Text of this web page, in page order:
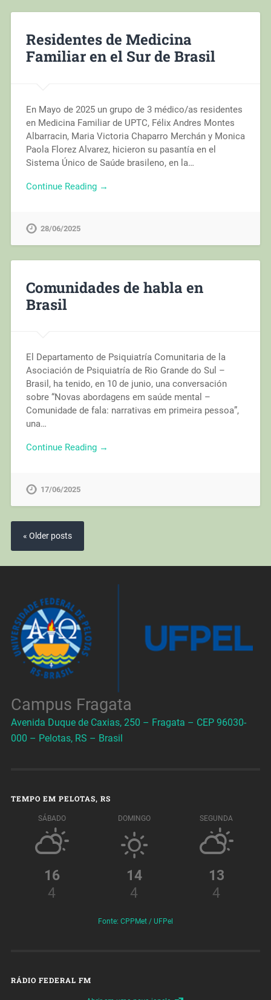
Residentes de Medicina
Familiar en el Sur de Brasil
En Mayo de 2025 un grupo de 3 médico/as residentes
en Medicina Familiar de UPTC, Félix Andres Montes
Albarracin, Maria Victoria Chaparro Merchán y Monica
Paola Florez Alvarez, hicieron su pasantía en el
Sistema Único de Saúde brasileno, en la…
Continue Reading →
28/06/2025
Comunidades de habla en
Brasil
El Departamento de Psiquiatría Comunitaria de la
Asociación de Psiquiatría de Rio Grande do Sul –
Brasil, ha tenido, en 10 de junio, una conversación
sobre “Novas abordagens em saúde mental –
Comunidade de fala: narrativas em primeira pessoa”,
una…
Continue Reading →
17/06/2025
« Older posts
Campus Fragata
Avenida Duque de Caxias, 250 – Fragata – CEP 96030-
000 – Pelotas, RS – Brasil
TEMPO EM PELOTAS, RS
SÁBADO
16
4
DOMINGO
14
4
SEGUNDA
13
4
Fonte: CPPMet / UFPel
RÁDIO FEDERAL FM